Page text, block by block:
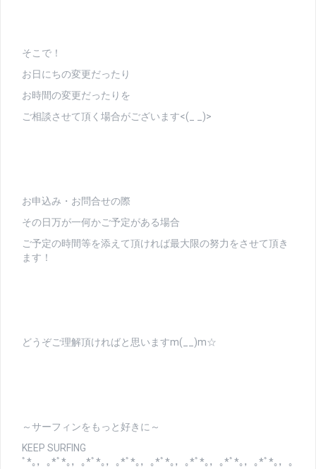
そこで！
お日にちの変更だったり
お時間の変更だったりを
ご相談させて頂く場合がございます<(_ _)>
お申込み・お問合せの際
その日万が一何かご予定がある場合
ご予定の時間等を添えて頂ければ最大限の努力をさせて頂き
ます！
どうぞご理解頂ければと思いますm(__)m☆
～サーフィンをもっと好きに～
KEEP SURFING
ﾟ*｡，｡*ﾟ*｡，｡*ﾟ*｡，｡*ﾟ*｡，｡*ﾟ*｡，｡*ﾟ*｡，｡*ﾟ*｡，｡*ﾟ*｡，｡